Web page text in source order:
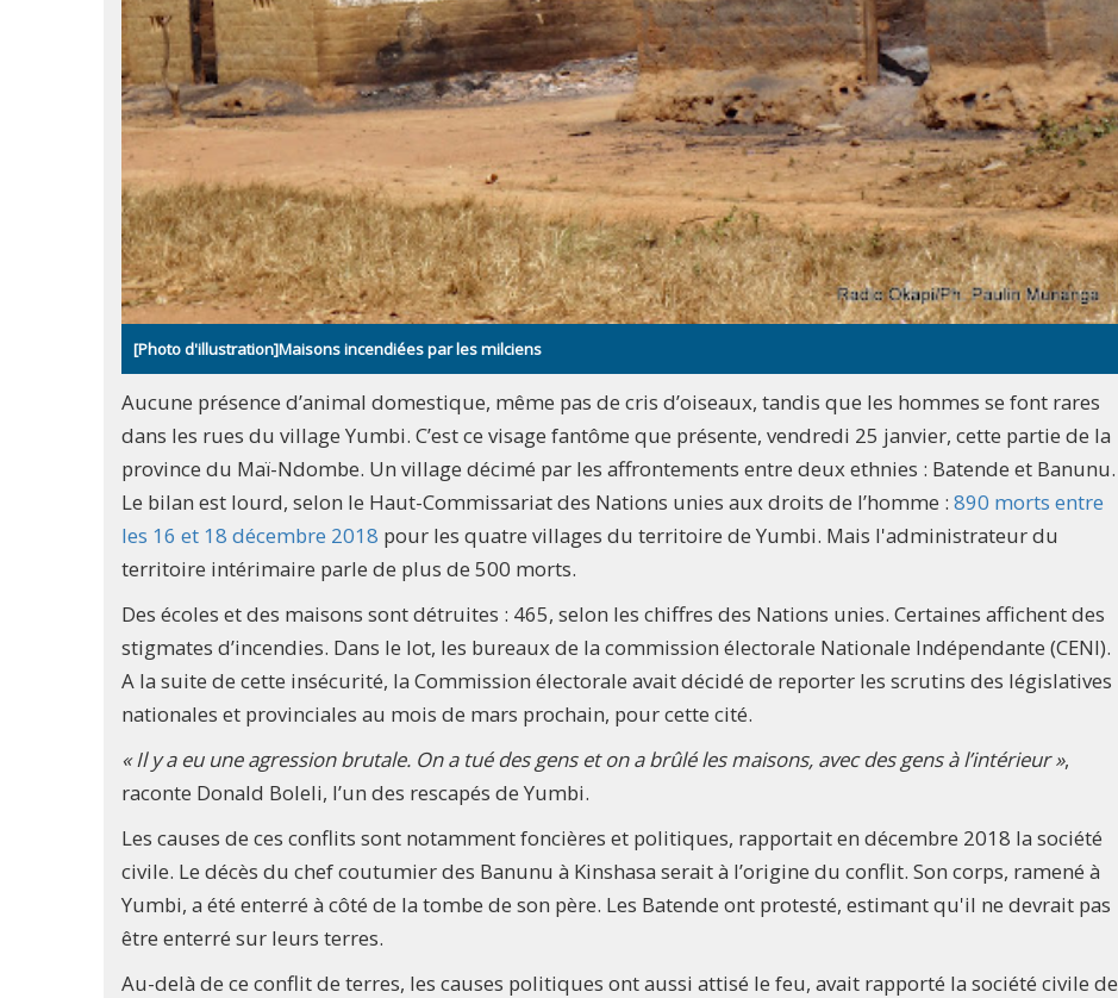
[Photo d'illustration]Maisons incendiées par les milciens
Aucune présence d’animal domestique, même pas de cris d’oiseaux, tandis que les hommes se font rares
dans les rues du village Yumbi. C’est ce visage fantôme que présente, vendredi 25 janvier, cette partie de la
province du Maï-Ndombe. Un village décimé par les affrontements entre deux ethnies : Batende et Banunu.
Le bilan est lourd, selon le Haut-Commissariat des Nations unies aux droits de l’homme : 890 morts entre
les 16 et 18 décembre 2018 pour les quatre villages du territoire de Yumbi. Mais l'administrateur du
territoire intérimaire parle de plus de 500 morts.
Des écoles et des maisons sont détruites : 465, selon les chiffres des Nations unies. Certaines affichent des
stigmates d’incendies. Dans le lot, les bureaux de la commission électorale Nationale Indépendante (CENI).
A la suite de cette insécurité, la Commission électorale avait décidé de reporter les scrutins des législatives
nationales et provinciales au mois de mars prochain, pour cette cité.
« Il y a eu une agression brutale. On a tué des gens et on a brûlé les maisons, avec des gens à l’intérieur »,
raconte Donald Boleli, l’un des rescapés de Yumbi.
Les causes de ces conflits sont notamment foncières et politiques, rapportait en décembre 2018 la société
civile. Le décès du chef coutumier des Banunu à Kinshasa serait à l’origine du conflit. Son corps, ramené à
Yumbi, a été enterré à côté de la tombe de son père. Les Batende ont protesté, estimant qu'il ne devrait pas
être enterré sur leurs terres.
Au-delà de ce conflit de terres, les causes politiques ont aussi attisé le feu, avait rapporté la société civile de